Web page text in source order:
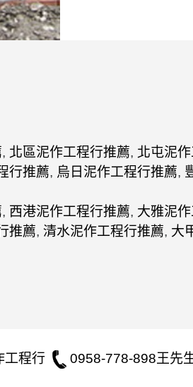
, 北區泥作工程行推薦, 北屯泥
行推薦, 烏日泥作工程行推薦,
, 西港泥作工程行推薦, 大雅泥
推薦, 清水泥作工程行推薦, 大
工程行 0958-778-898王先